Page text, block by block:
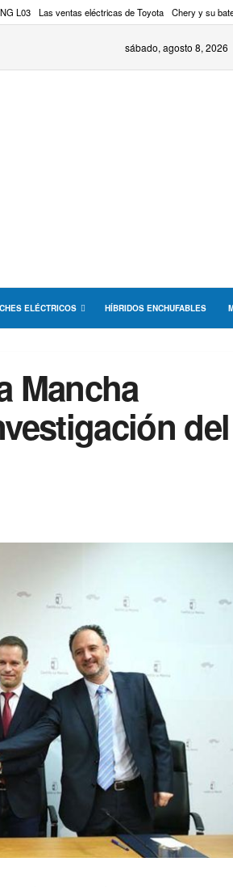
L03 Las ventas eléctricas de Toyota Chery y su
sábado, agosto 8, 2026
ELÉCTRICOS HÍBRIDOS ENCHUFABLES
Mancha
del